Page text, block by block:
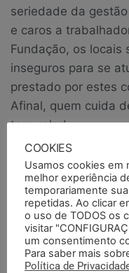
seriedade da
e caros a
Fundação, os locais
inseguros para se
prestado por estes
Afinal, quem cuida
tem valor!
Publicado em
ANTERIORES
Comissão
PCS trata dos
temporais na
COOKIES
Usamos cookies em
melhor experiência
temporariamente
repetidas. Ao clicar
o uso de TODOS os
visitar
um consentimento
Para saber mais
Política de